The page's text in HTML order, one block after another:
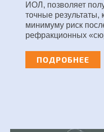
ИОЛ, позволяет
точные результаты,
минимуму риск
рефракционных
ПОДРОБНЕЕ